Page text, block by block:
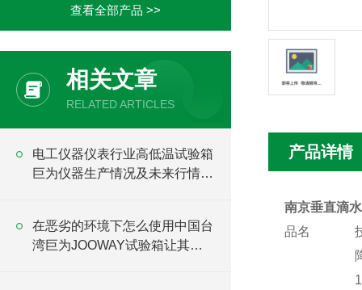
查看全部产品 >>
相关文章
RELATED ARTICLES
电工仪器仪表行业高低温试验箱
巨为仪器生产情况及未来行情走
在恶劣的环境下怎么使用中国台
湾巨为JOOWAY试验箱让其不
产品详情
南京垂直滴
品名